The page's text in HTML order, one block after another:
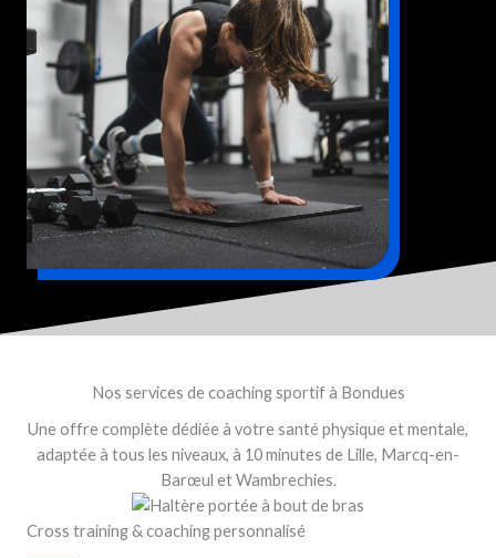
Nos services de coaching sportif à Bondues
Une offre complète dédiée à votre santé physique et mentale,
adaptée à tous les niveaux, à 10 minutes de Lille, Marcq-en-
Barœul et Wambrechies.
Cross training & coaching personnalisé